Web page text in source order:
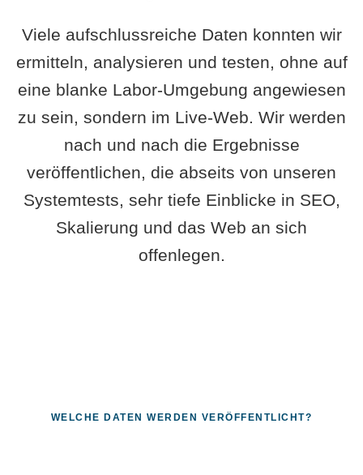
Viele aufschlussreiche Daten konnten wir
ermitteln, analysieren und testen, ohne auf
eine blanke Labor-Umgebung angewiesen
zu sein, sondern im Live-Web. Wir werden
nach und nach die Ergebnisse
veröffentlichen, die abseits von unseren
Systemtests, sehr tiefe Einblicke in SEO,
Skalierung und das Web an sich
offenlegen.
WELCHE DATEN WERDEN VERÖFFENTLICHT?